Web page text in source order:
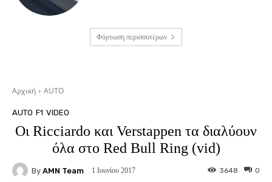
Φόρτωση περισσοτέρων